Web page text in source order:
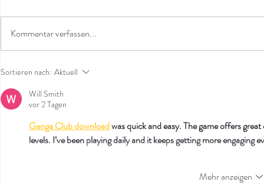
Sich mit dem Tod beschäftigen
Wünschst
Kommentar verfassen...
Sortieren nach: Aktuell
Will Smith
vor 2 Tagen
Ganga Club download was quick and easy. The game offers
levels. I’ve been playing daily and it keeps getting more engaging
Mehr anzeigen